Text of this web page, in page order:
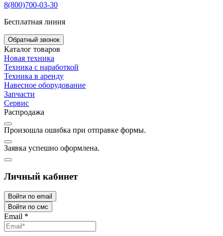
8(800)700-03-30
Бесплатная линия
Обратный звонок
Каталог товаров
Новая техника
Техника с наработкой
Техника в аренду
Навесное оборудование
Запчасти
Сервис
Распродажа
Произошла ошибка при отправке формы.
Заявка успешно оформлена.
Личный кабинет
Войти по email
Войти по смс
Email *